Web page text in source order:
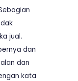
jual.
dan
dan
kata